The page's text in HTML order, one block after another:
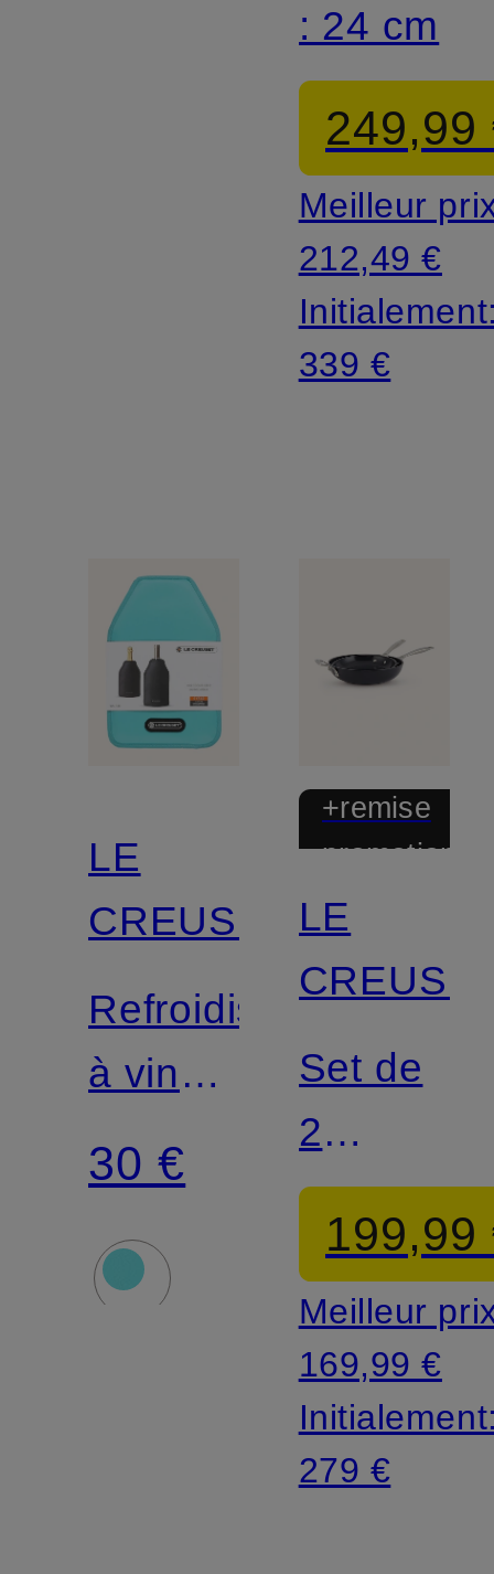
: 24 cm
249,99
Meilleur
212,49 €
339 €
LE
CREUSET
Refroidisseur
à vin
WA-
126
30 €
+remise
LE
Set de
2
poêles
199,99
Meilleur
169,99 €
279 €